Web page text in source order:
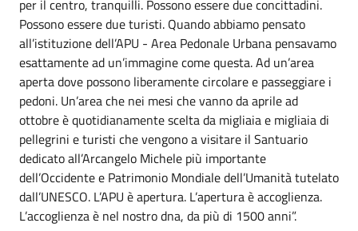
per il centro, tranquilli. Possono essere due concittadini.
Possono essere due turisti. Quando abbiamo pensato
all’istituzione dell’APU - Area Pedonale Urbana pensavamo
esattamente ad un’immagine come questa. Ad un’area
aperta dove possono liberamente circolare e passeggiare i
pedoni. Un’area che nei mesi che vanno da aprile ad
ottobre è quotidianamente scelta da migliaia e migliaia di
pellegrini e turisti che vengono a visitare il Santuario
dedicato all’Arcangelo Michele più importante
dell’Occidente e Patrimonio Mondiale dell’Umanità tutelato
dall’UNESCO. L’APU è apertura. L’apertura è accoglienza.
L’accoglienza è nel nostro dna, da più di 1500 anni”.